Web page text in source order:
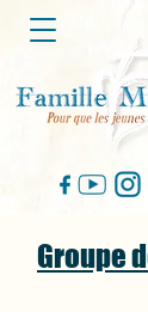
Groupe